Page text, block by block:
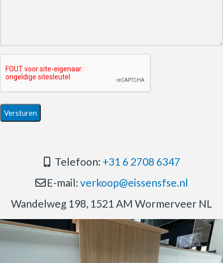
Telefoon: +31 6 2708 6347
E-mail: verkoop@eissensfse.nl
Wandelweg 198, 1521 AM Wormerveer NL